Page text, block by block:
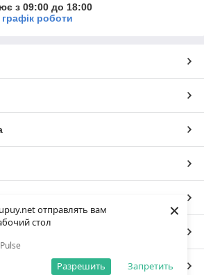
отправлять вам
стол
Запретить
Разрешить
×
з 09:00 до 18:00
роботи